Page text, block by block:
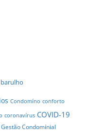
barulho
Condomíno conforto
coronavírus COVID-19
Gestão Condomínial